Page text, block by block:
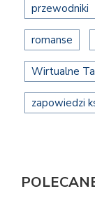
przewodniki
romanse
Wirtualne
zapowiedzi